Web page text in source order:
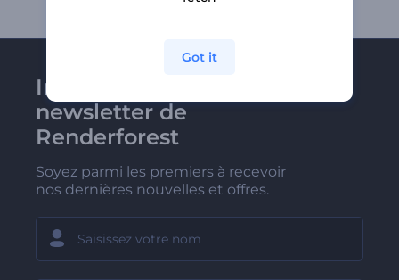
Inscrivez-vous à la
newsletter de
Renderforest
Soyez parmi les premiers à recevoir
nos dernières nouvelles et offres.
Got it